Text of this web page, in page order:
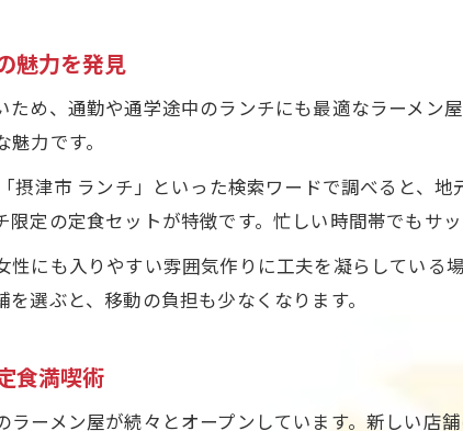
駐車場完備のラーメン屋で快適
魅力を発見
め、通勤や通学途中のランチにも最適なラーメン
力です。
摂津市 ランチ」といった検索ワードで調べると、
定の定食セットが特徴です。忙しい時間帯でもサ
性にも入りやすい雰囲気作りに工夫を凝らしてい
選ぶと、移動の負担も少なくなります。
食満喫術
ーメン屋が続々とオープンしています。新しい店